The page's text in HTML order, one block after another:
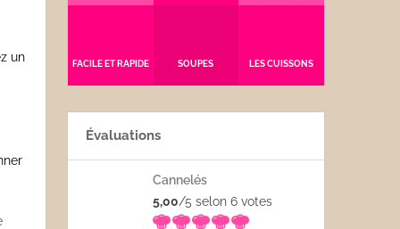
un
FACILE ET RAPIDE SOUPES LES CUISSONS
Évaluations
Cannelés
5,00/5 selon 6 votes